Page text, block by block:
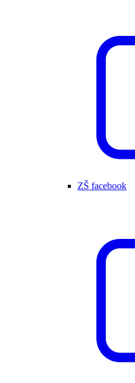
ZŠ facebook